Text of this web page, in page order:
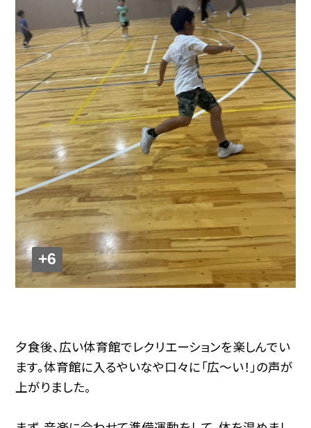
+6
夕食後、広い体育館でレクリエーションを楽しんでい
ます。体育館に入るやいなや口々に「広～い！」の声が
上がりました。